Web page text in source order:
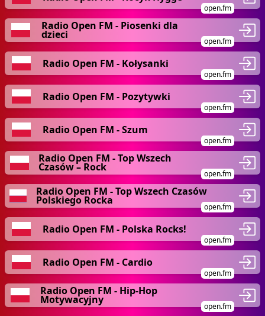
open.fm
Radio Open FM - Piosenki dla
dzieci
open.fm
Radio Open FM - Kołysanki
open.fm
Radio Open FM - Pozytywki
open.fm
Radio Open FM - Szum
open.fm
Radio Open FM - Top Wszech
Czasów – Rock
open.fm
Radio Open FM - Top Wszech Czasów
Polskiego Rocka
open.fm
Radio Open FM - Polska Rocks!
open.fm
Radio Open FM - Cardio
open.fm
Radio Open FM - Hip-Hop
Motywacyjny
open.fm